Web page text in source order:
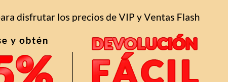
APP